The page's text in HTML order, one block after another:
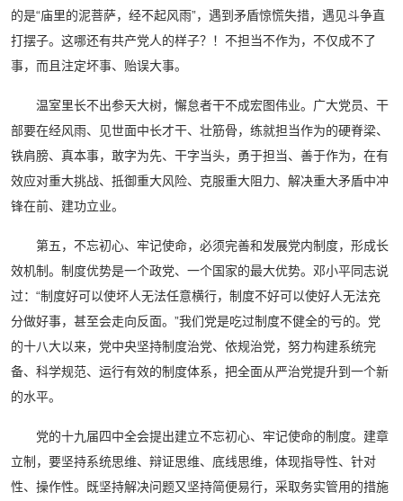
的是“庙里的泥菩萨，经不起风雨”，遇到矛盾惊慌失措，遇见斗争直
打摆子。这哪还有共产党人的样子？！不担当不作为，不仅成不了
事，而且注定坏事、贻误大事。
温室里长不出参天大树，懈怠者干不成宏图伟业。广大党员、干
部要在经风雨、见世面中长才干、壮筋骨，练就担当作为的硬脊梁、
铁肩膀、真本事，敢字为先、干字当头，勇于担当、善于作为，在有
效应对重大挑战、抵御重大风险、克服重大阻力、解决重大矛盾中冲
锋在前、建功立业。
第五，不忘初心、牢记使命，必须完善和发展党内制度，形成长
效机制。制度优势是一个政党、一个国家的最大优势。邓小平同志说
过：“制度好可以使坏人无法任意横行，制度不好可以使好人无法充
分做好事，甚至会走向反面。”我们党是吃过制度不健全的亏的。党
的十八大以来，党中央坚持制度治党、依规治党，努力构建系统完
备、科学规范、运行有效的制度体系，把全面从严治党提升到一个新
的水平。
党的十九届四中全会提出建立不忘初心、牢记使命的制度。建章
立制，要坚持系统思维、辩证思维、底线思维，体现指导性、针对
性、操作性。既坚持解决问题又坚持简便易行，采取务实管用的措施